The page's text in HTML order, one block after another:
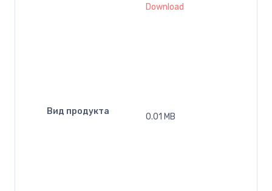
Вид продукта
Download
0.01 MB